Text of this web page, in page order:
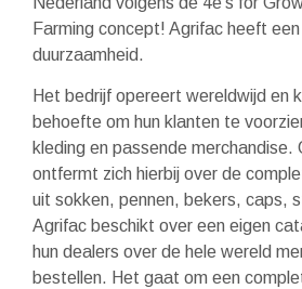
Farming concept! Agrifac heeft
duurzaamheid.
Het bedrijf opereert wereldwijd en
behoefte om hun klanten te
kleding en passende merchandise.
ontfermt zich hierbij over de
uit sokken, pennen, bekers, caps,
Agrifac beschikt over een eigen
hun dealers over de hele wereld
bestellen. Het gaat om een